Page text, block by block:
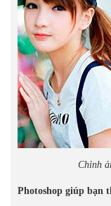
Chỉnh
Photoshop giúp bạn